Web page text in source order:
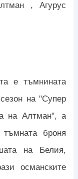
, Агурус
е тъмнината
на "Супер
на Алтман", а
броня
на Белия,
османските